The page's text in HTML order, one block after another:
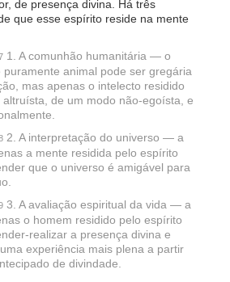
de presença divina. Há três
que esse espírito reside na mente
1. A comunhão humanitária — o
puramente animal pode ser gregária
mas apenas o intelecto residido
altruísta, de um modo não-egoísta, e
2. A interpretação do universo — a
a mente residida pelo espírito
que o universo é amigável para
3. A avaliação espiritual da vida — a
o homem residido pelo espírito
realizar a presença divina e
experiência mais plena a partir
de divindade.